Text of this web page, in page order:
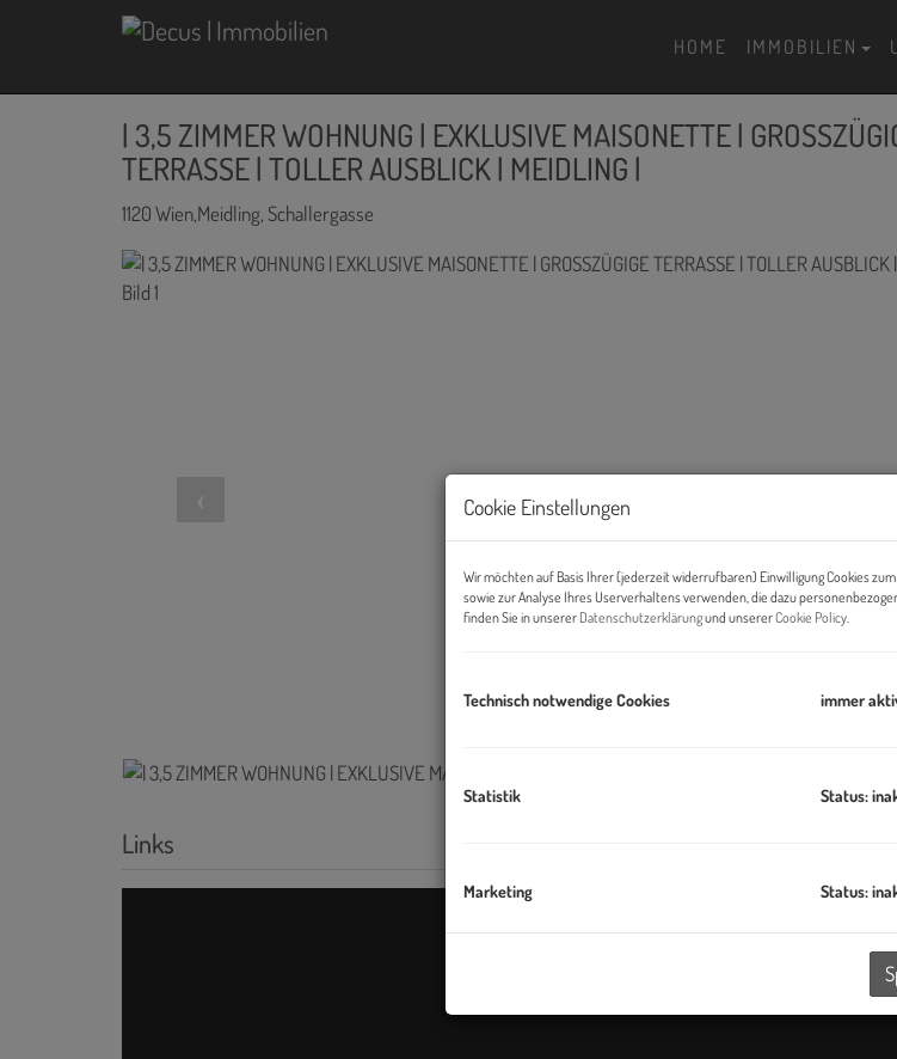
HOME IMMOBILIEN
| 3,5 ZIMMER WOHNUNG | EXKLUSIVE MAISONETTE |
TERRASSE | TOLLER AUSBLICK | MEIDLING |
1120 Wien,Meidling, Schallergasse
Links
Cookie Einstellungen
Wir möchten auf Basis Ihrer (jederzeit widerrufbaren) Einwilligung Cookies
sowie zur Analyse Ihres Userverhaltens verwenden, die dazu
finden Sie in unserer Datenschutzerklärungund unsererCookie Policy.
Technisch notwendige Cookies immer
Statistik Status:
Marketing Status: